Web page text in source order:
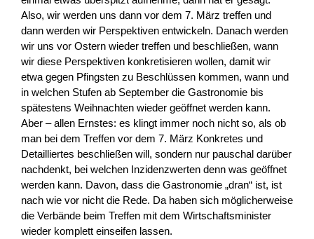
Also, wir werden uns dann vor dem 7. März treffen und
dann werden wir Perspektiven entwickeln. Danach werden
wir uns vor Ostern wieder treffen und beschließen, wann
wir diese Perspektiven konkretisieren wollen, damit wir
etwa gegen Pfingsten zu Beschlüssen kommen, wann und
in welchen Stufen ab September die Gastronomie bis
spätestens Weihnachten wieder geöffnet werden kann.
Aber – allen Ernstes: es klingt immer noch nicht so, als ob
man bei dem Treffen vor dem 7. März Konkretes und
Detailliertes beschließen will, sondern nur pauschal darüber
nachdenkt, bei welchen Inzidenzwerten denn was geöffnet
werden kann. Davon, dass die Gastronomie „dran“ ist, ist
nach wie vor nicht die Rede. Da haben sich möglicherweise
die Verbände beim Treffen mit dem Wirtschaftsminister
wieder komplett einseifen lassen.